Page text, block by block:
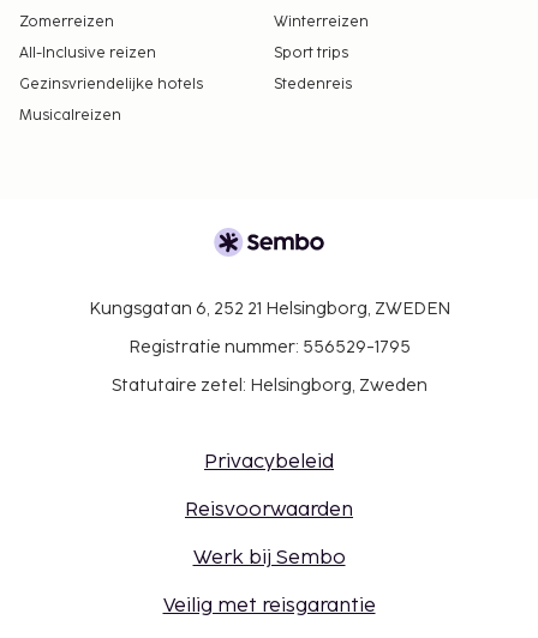
Zomerreizen
Winterreizen
All-Inclusive reizen
Sport trips
Gezinsvriendelijke hotels
Stedenreis
Musicalreizen
Kungsgatan 6, 252 21 Helsingborg, ZWEDEN
Registratie nummer: 556529-1795
Statutaire zetel: Helsingborg, Zweden
Privacybeleid
Reisvoorwaarden
Werk bij Sembo
Veilig met reisgarantie